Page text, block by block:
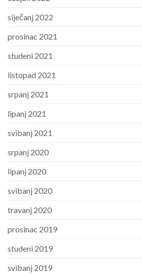
siječanj 2022
prosinac 2021
studeni 2021
listopad 2021
srpanj 2021
lipanj 2021
svibanj 2021
srpanj 2020
lipanj 2020
svibanj 2020
travanj 2020
prosinac 2019
studeni 2019
svibanj 2019